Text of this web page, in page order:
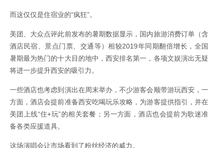
而这仅仅是住宿业的“疯狂”。
美团、大众点评此前发布的暑期数据显示，国内旅游消费订单（含
酒店民宿、景点门票、交通等）相较2019年同期翻倍增长，全国
暑期最为热门的十大目的地中，西安排名第一，各项文娱演出无疑
将进一步提升西安的吸引力。
一些酒店也考虑到演出在周末举办，不少游客会顺带游玩西安，一
方面，酒店会提前准备西安吃喝玩乐攻略，为游客提供指引，并在
美团上线“住+玩”的相关套餐；另一方面，酒店也会提前为歌迷准
备各类应援道具。
这场演唱会让市场看到了粉丝经济的威力。